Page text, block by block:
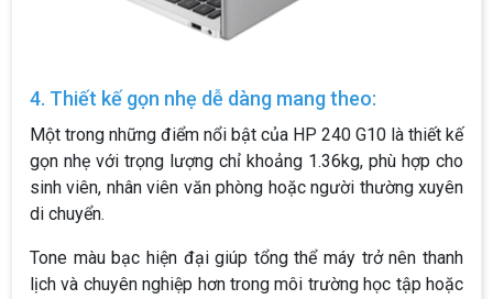
4. Thiết kế gọn nhẹ dễ dàng mang theo:
Một trong những điểm nổi bật của HP 240 G10 là thiết kế
gọn nhẹ với trọng lượng chỉ khoảng 1.36kg, phù hợp cho
sinh viên, nhân viên văn phòng hoặc người thường xuyên
di chuyển.
Tone màu bạc hiện đại giúp tổng thể máy trở nên thanh
lịch và chuyên nghiệp hơn trong môi trường học tập hoặc